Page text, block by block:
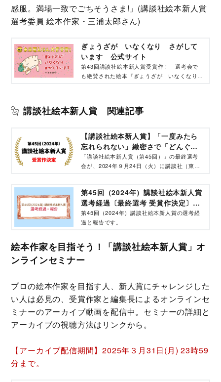
感服。満場一致でごちそうさま!」(講談社絵本新人賞
選考委員 絵本作家・三浦太郎さん)
ぎょうざが いなくなり さがして
います 公式サイト
第43回講談社絵本新人賞受賞作！ 選考会で
も絶賛された絵本『ぎょうざが いなくなり
講談社絵本新人賞 関連記事
【講談社絵本新人賞】「一度みたら
忘れられない」緻密さで「どんぐ
り」をユニークに描いた作品が受賞
「講談社絵本新人賞（第45回）」の最終選考
会が、2024年９月24日（火）に講談社（東
北見葉胡、藤本ともひこ、三浦太郎）に、講談
社・幼児図書編集長を加えた５名で行われた。
第45回（2024年）講談社絵本新人賞
選考経過〔最終選考 受賞作決定〕報
告 -
第45回（2024年）講談社絵本新人賞の選考経
過と報告です。
絵本作家を目指そう！「講談社絵本新人賞」オ
ンラインセミナー
プロの絵本作家を目指す人、新人賞にチャレンジした
い人は必見の、受賞作家と編集長によるオンラインセ
ミナーのアーカイブ動画を配信中。セミナーの詳細と
アーカイブの視聴方法はリンクから。
【アーカイブ配信期間】2025年３月31日(月) 23時59
分まで。